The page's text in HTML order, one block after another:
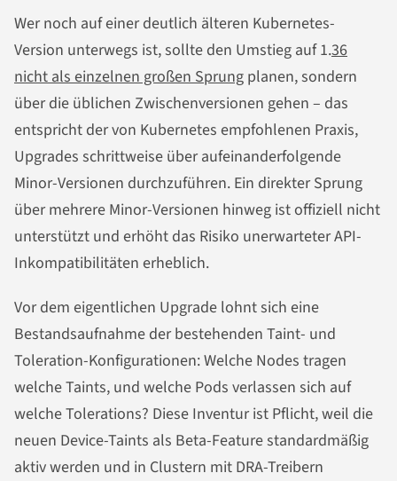
Wer noch auf einer deutlich älteren Kubernetes-
Version unterwegs ist, sollte den Umstieg auf 1.36
nicht als einzelnen großen Sprung planen, sondern
über die üblichen Zwischenversionen gehen – das
entspricht der von Kubernetes empfohlenen Praxis,
Upgrades schrittweise über aufeinanderfolgende
Minor-Versionen durchzuführen. Ein direkter Sprung
über mehrere Minor-Versionen hinweg ist offiziell nicht
unterstützt und erhöht das Risiko unerwarteter API-
Inkompatibilitäten erheblich.
Vor dem eigentlichen Upgrade lohnt sich eine
Bestandsaufnahme der bestehenden Taint- und
Toleration-Konfigurationen: Welche Nodes tragen
welche Taints, und welche Pods verlassen sich auf
welche Tolerations? Diese Inventur ist Pflicht, weil die
neuen Device-Taints als Beta-Feature standardmäßig
aktiv werden und in Clustern mit DRA-Treibern